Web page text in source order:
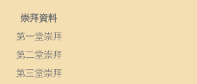
崇拜資料
第一堂崇拜
第二堂崇拜
第三堂崇拜